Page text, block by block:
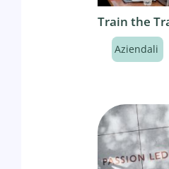
Train the
Aziendali